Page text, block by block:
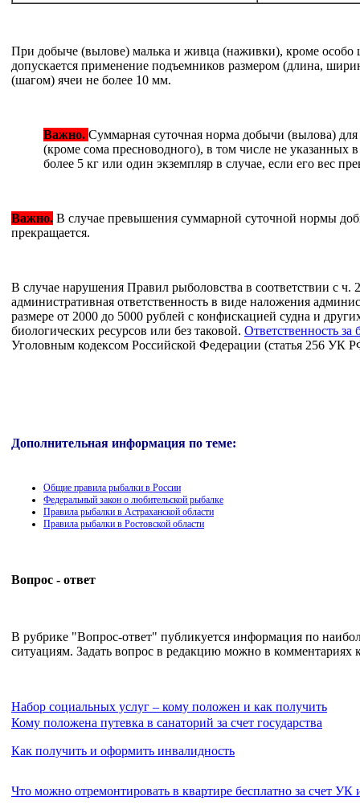
При добыче (вылове) малька и живца (наживки), кроме
допускается применение подъемников размером (длина,
(шагом) ячеи не более 10 мм.
Важно. Суммарная суточная норма добычи (вылова)
(кроме сома пресноводного), в том числе не указанных
более 5 кг или один экземпляр в случае, если его вес
Важно. В случае превышения суммарной суточной нормы
прекращается.
В случае нарушения Правил рыболовства в соответствии с
административная ответственность в виде наложения
размере от 2000 до 5000 рублей с конфискацией судна и
биологических ресурсов или без таковой. Ответственность за
Уголовным кодексом Российской Федерации (статья 256 УК
Дополнительная информация по теме:
Общие правила рыбалки в России
Федеральный закон о любительской рыбалке
Правила рыбалки в Астраханской области
Правила рыбалки в Ростовской области
Вопрос - ответ
В рубрике "Вопрос-ответ" публикуется информация по
ситуациям. Задать вопрос в редакцию можно в комментариях
Набор социальных услуг – кому положен и как получить
Кому положена путевка в санаторий за счет государства
Как получить и оформить инвалидность
Что можно отремонтировать в квартире бесплатно за счет